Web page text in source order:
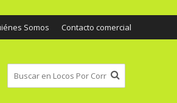
Somos Contacto comercial